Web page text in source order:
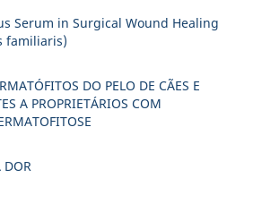
Serum in Surgical Wound Healing
familiaris)
DO PELO DE CÃES E
A PROPRIETÁRIOS COM
DOR